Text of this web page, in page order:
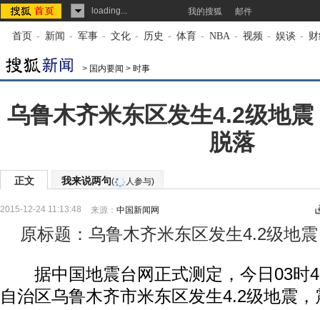
loading... 我的搜狐 邮件
首页 - 新闻 - 军事 - 文化 - 历史 - 体育 - NBA - 视频 - 娱谈 -
> 国内要闻 > 时事
乌鲁木齐米东区发生4.2级地
脱落
正文 我来说两句( 人参与)
2015-12-24 11:13:48 来源： 中国新闻网
原标题：乌鲁木齐米东区发生4.2级地
据中国地震台网正式测定，今日03时
自治区乌鲁木齐市米东区发生4.2级地震